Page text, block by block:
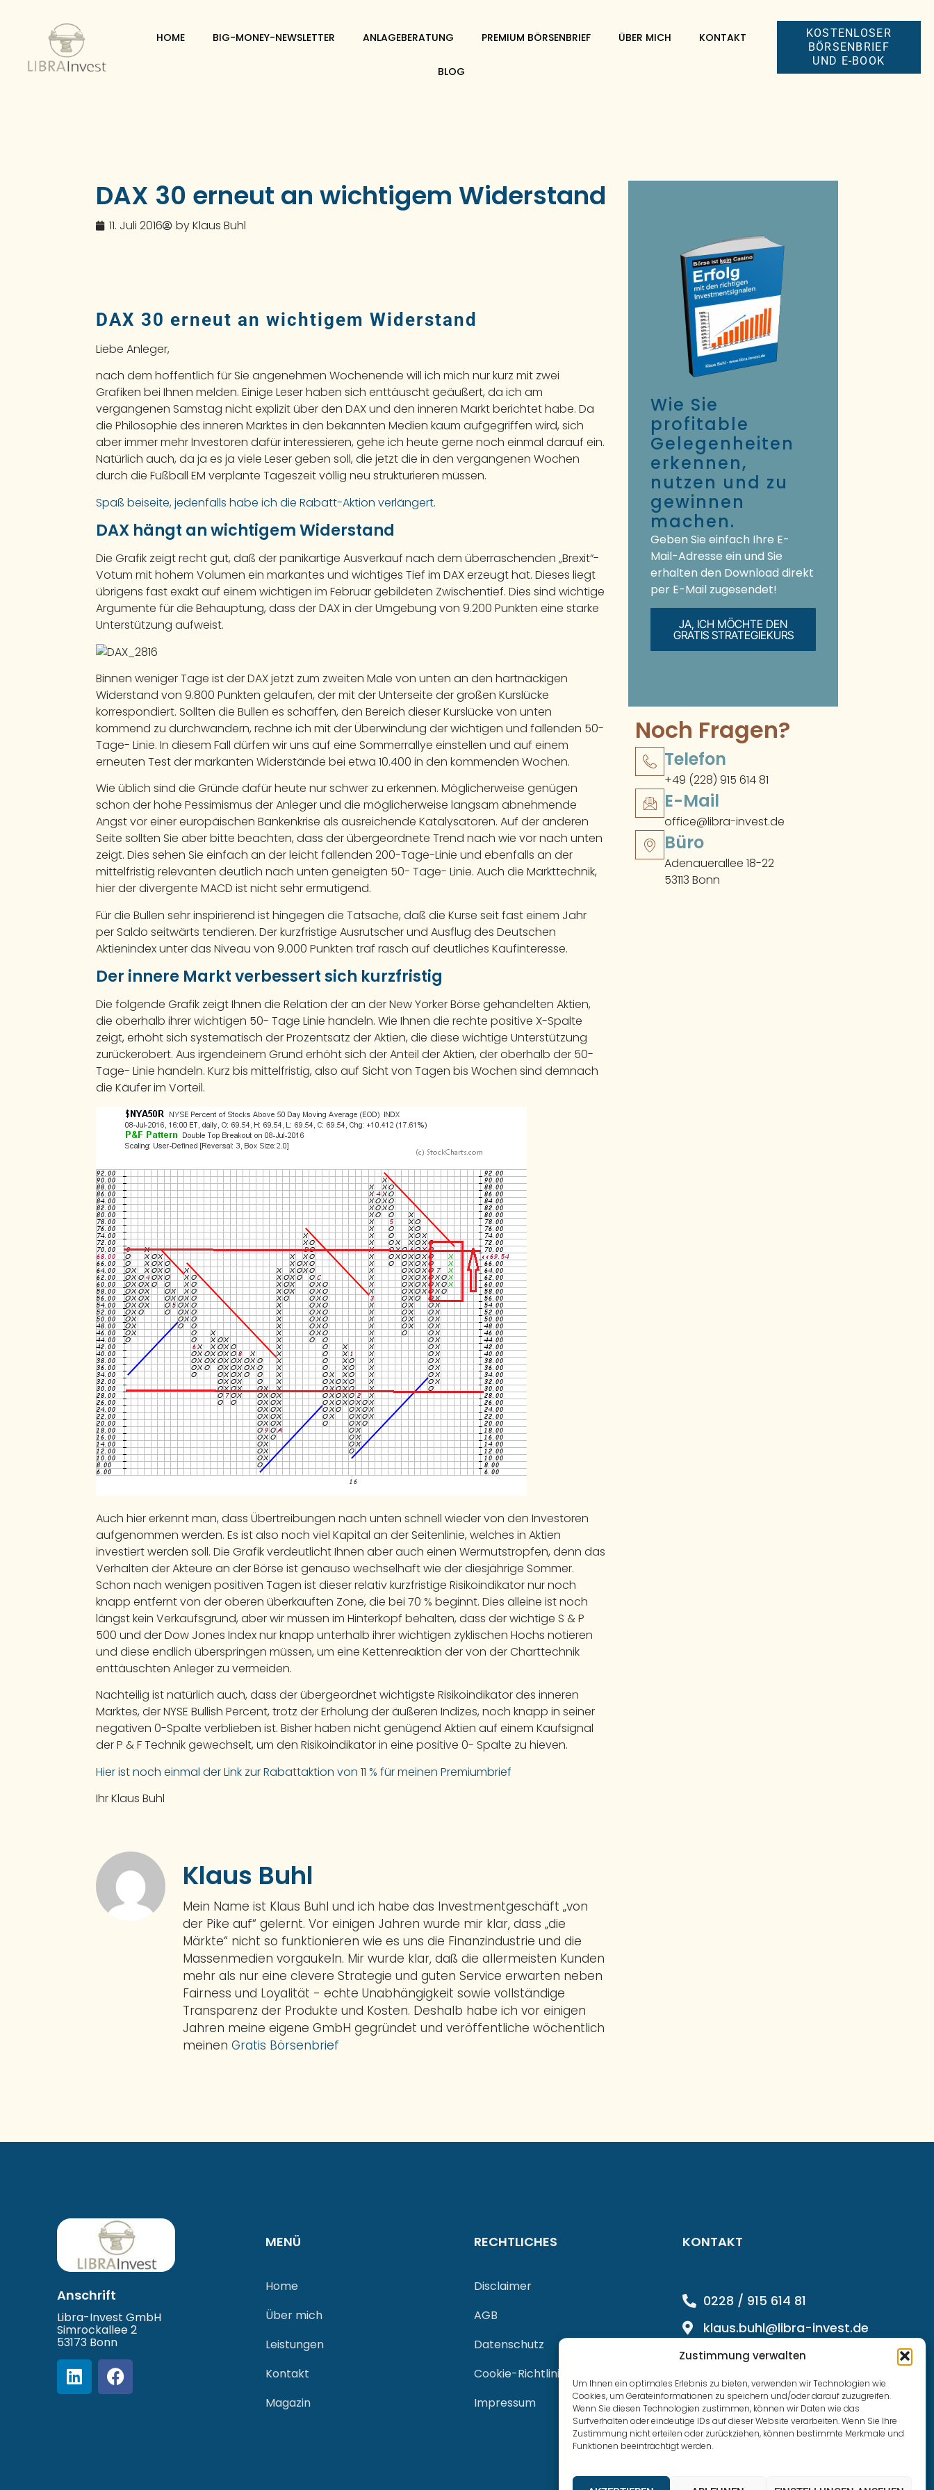
Zustimmung verwalten
Um Ihnen ein optimales Erlebnis zu bieten, verwenden wir Technologien wie
Cookies, um Geräteinformationen zu speichern und/oder darauf zuzugreifen.
Wenn Sie diesen Technologien zustimmen, können wir Daten wie das
Surfverhalten oder eindeutige IDs auf dieser Website verarbeiten. Wenn Sie Ihre
Zustimmung nicht erteilen oder zurückziehen, können bestimmte Merkmale und
Funktionen beeinträchtigt werden.
HOME BIG-MONEY-NEWSLETTER ANLAGEBERATUNG PREMIUM BÖRSENBRIEF ÜBER MICH KONTAKT
BLOG
KOSTENLOSER
BÖRSENBRIEF
UND E-BOOK
DAX 30 erneut an wichtigem Widerstand
11. Juli 2016 byKlaus Buhl
DAX 30 erneut an wichtigem Widerstand
Liebe Anleger,
nach dem hoffentlich für Sie angenehmen Wochenende will ich mich nur kurz mit zwei
Grafiken bei Ihnen melden. Einige Leser haben sich enttäuscht geäußert, da ich am
vergangenen Samstag nicht explizit über den DAX und den inneren Markt berichtet habe. Da
die Philosophie des inneren Marktes in den bekannten Medien kaum aufgegriffen wird, sich
aber immer mehr Investoren dafür interessieren, gehe ich heute gerne noch einmal darauf ein.
Natürlich auch, da ja es ja viele Leser geben soll, die jetzt die in den vergangenen Wochen
durch die Fußball EM verplante Tageszeit völlig neu strukturieren müssen.
Spaß beiseite, jedenfalls habe ich die Rabatt-Aktion verlängert.
DAX hängt an wichtigem Widerstand
Die Grafik zeigt recht gut, daß der panikartige Ausverkauf nach dem überraschenden „Brexit“-
Votum mit hohem Volumen ein markantes und wichtiges Tief im DAX erzeugt hat. Dieses liegt
übrigens fast exakt auf einem wichtigen im Februar gebildeten Zwischentief. Dies sind wichtige
Argumente für die Behauptung, dass der DAX in der Umgebung von 9.200 Punkten eine starke
Unterstützung aufweist.
Binnen weniger Tage ist der DAX jetzt zum zweiten Male von unten an den hartnäckigen
Widerstand von 9.800 Punkten gelaufen, der mit der Unterseite der großen Kurslücke
korrespondiert. Sollten die Bullen es schaffen, den Bereich dieser Kurslücke von unten
kommend zu durchwandern, rechne ich mit der Überwindung der wichtigen und fallenden 50-
Tage- Linie. In diesem Fall dürfen wir uns auf eine Sommerrallye einstellen und auf einem
erneuten Test der markanten Widerstände bei etwa 10.400 in den kommenden Wochen.
Wie üblich sind die Gründe dafür heute nur schwer zu erkennen. Möglicherweise genügen
schon der hohe Pessimismus der Anleger und die möglicherweise langsam abnehmende
Angst vor einer europäischen Bankenkrise als ausreichende Katalysatoren. Auf der anderen
Seite sollten Sie aber bitte beachten, dass der übergeordnete Trend nach wie vor nach unten
zeigt. Dies sehen Sie einfach an der leicht fallenden 200-Tage-Linie und ebenfalls an der
mittelfristig relevanten deutlich nach unten geneigten 50- Tage- Linie. Auch die Markttechnik,
hier der divergente MACD ist nicht sehr ermutigend.
Für die Bullen sehr inspirierend ist hingegen die Tatsache, daß die Kurse seit fast einem Jahr
per Saldo seitwärts tendieren. Der kurzfristige Ausrutscher und Ausflug des Deutschen
Aktienindex unter das Niveau von 9.000 Punkten traf rasch auf deutliches Kaufinteresse.
Der innere Markt verbessert sich kurzfristig
Die folgende Grafik zeigt Ihnen die Relation der an der New Yorker Börse gehandelten Aktien,
die oberhalb ihrer wichtigen 50- Tage Linie handeln. Wie Ihnen die rechte positive X-Spalte
zeigt, erhöht sich systematisch der Prozentsatz der Aktien, die diese wichtige Unterstützung
zurückerobert. Aus irgendeinem Grund erhöht sich der Anteil der Aktien, der oberhalb der 50-
Tage- Linie handeln. Kurz bis mittelfristig, also auf Sicht von Tagen bis Wochen sind demnach
die Käufer im Vorteil.
Auch hier erkennt man, dass Übertreibungen nach unten schnell wieder von den Investoren
aufgenommen werden. Es ist also noch viel Kapital an der Seitenlinie, welches in Aktien
investiert werden soll. Die Grafik verdeutlicht Ihnen aber auch einen Wermutstropfen, denn das
Verhalten der Akteure an der Börse ist genauso wechselhaft wie der diesjährige Sommer.
Schon nach wenigen positiven Tagen ist dieser relativ kurzfristige Risikoindikator nur noch
knapp entfernt von der oberen überkauften Zone, die bei 70 % beginnt. Dies alleine ist noch
längst kein Verkaufsgrund, aber wir müssen im Hinterkopf behalten, dass der wichtige S & P
500 und der Dow Jones Index nur knapp unterhalb ihrer wichtigen zyklischen Hochs notieren
und diese endlich überspringen müssen, um eine Kettenreaktion der von der Charttechnik
enttäuschten Anleger zu vermeiden.
Nachteilig ist natürlich auch, dass der übergeordnet wichtigste Risikoindikator des inneren
Marktes, der NYSE Bullish Percent, trotz der Erholung der äußeren Indizes, noch knapp in seiner
negativen 0-Spalte verblieben ist. Bisher haben nicht genügend Aktien auf einem Kaufsignal
der P & F Technik gewechselt, um den Risikoindikator in eine positive 0- Spalte zu hieven.
Hier ist noch einmal der Link zur Rabattaktion von 11 % für meinen Premiumbrief
Ihr Klaus Buhl
Klaus Buhl
Mein Name ist Klaus Buhl und ich habe das Investmentgeschäft „von
der Pike auf“ gelernt. Vor einigen Jahren wurde mir klar, dass „die
Märkte“ nicht so funktionieren wie es uns die Finanzindustrie und die
Massenmedien vorgaukeln. Mir wurde klar, daß die allermeisten Kunden
mehr als nur eine clevere Strategie und guten Service erwarten neben
Fairness und Loyalität - echte Unabhängigkeit sowie vollständige
Transparenz der Produkte und Kosten. Deshalb habe ich vor einigen
Jahren meine eigene GmbH gegründet und veröffentliche wöchentlich
meinen Gratis Börsenbrief
Wie Sie
profitable
Gelegenheiten
erkennen,
nutzen und zu
gewinnen
machen.
Geben Sie einfach Ihre E-
Mail-Adresse ein und Sie
erhalten den Download direkt
per E-Mail zugesendet!
JA, ICH MÖCHTE DEN
GRATIS STRATEGIEKURS
Noch Fragen?
Telefon
+49 (228) 915 614 81
E-Mail
office@libra-invest.de
Büro
Adenauerallee 18-22
53113 Bonn
Anschrift
Libra-Invest GmbH
Simrockallee 2
53173 Bonn
MENÜ
Home
Über mich
Leistungen
Kontakt
Magazin
RECHTLICHES
Disclaimer
AGB
Datenschutz
Cookie-Richtlinie (EU)
Impressum
KONTAKT
0228 / 915 614 81
klaus.buhl@libra-invest.de